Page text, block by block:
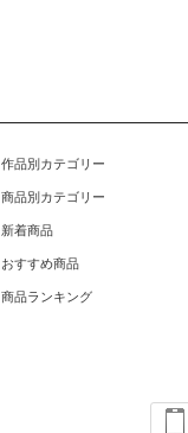
作品別カテゴリー
商品別カテゴリー
新着商品
おすすめ商品
商品ランキング